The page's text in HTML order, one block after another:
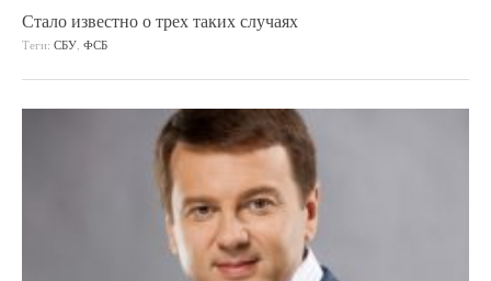
Стало известно о трех таких случаях
Теги: СБУ ФСБ